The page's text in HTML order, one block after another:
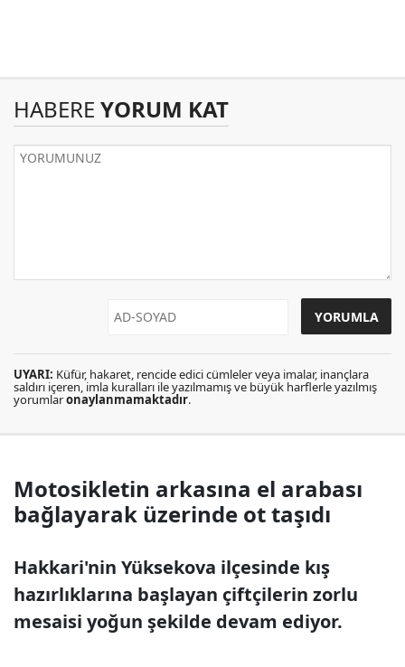
HABERE YORUM KAT
UYARI: Küfür, hakaret, rencide edici cümleler veya imalar, inançlara
saldırı içeren, imla kuralları ile yazılmamış ve büyük harflerle yazılmış
yorumlaronaylanmamaktadır.
Motosikletin arkasına el arabası
bağlayarak üzerinde ot taşıdı
Hakkari'nin Yüksekova ilçesinde kış
hazırlıklarına başlayan çiftçilerin zorlu
mesaisi yoğun şekilde devam ediyor.